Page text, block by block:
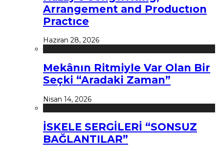
Arrangement and Productıon
Practıce
Haziran 28, 2026
Mekânın Ritmiyle Var Olan Bir
Seçki “Aradaki Zaman”
Nisan 14, 2026
İSKELE SERGİLERİ “SONSUZ
BAĞLANTILAR”